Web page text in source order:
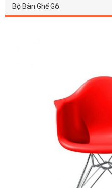
Bộ Bàn Ghế Gỗ